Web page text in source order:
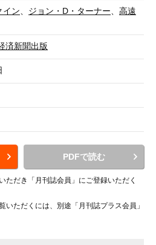
イン ジョン・D・ターナー
高遠
済新聞出版
PDFで読む
ただき「月刊誌会員」にご登録いただく
ただくには、別途「月刊誌プラス会員」